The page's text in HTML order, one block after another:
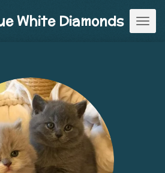
White Diamonds